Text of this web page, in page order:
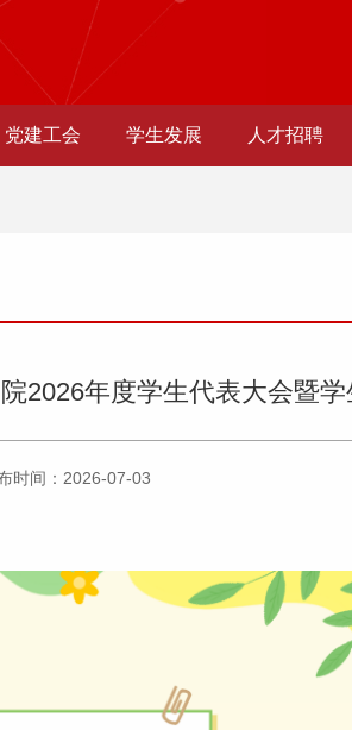
党建工会 学生发展 人才招聘
2026年度学生代表大会暨
时间：2026-07-03